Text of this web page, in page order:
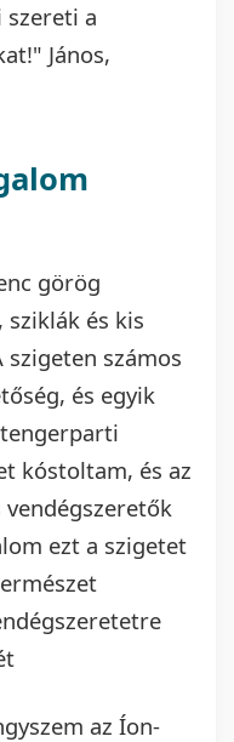
a
János,
görög
és kis
számos
és egyik
kóstoltam, és az
ezt a szigetet
az Íon-